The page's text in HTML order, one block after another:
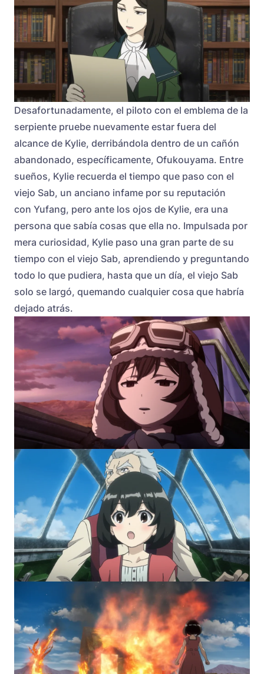
Desafortunadamente, el piloto con el emblema de la
serpiente pruebe nuevamente estar fuera del
alcance de Kylie, derribándola dentro de un cañón
abandonado, específicamente, Ofukouyama. Entre
sueños, Kylie recuerda el tiempo que paso con el
viejo Sab, un anciano infame por su reputación
con Yufang, pero ante los ojos de Kylie, era una
persona que sabía cosas que ella no. Impulsada por
mera curiosidad, Kylie paso una gran parte de su
tiempo con el viejo Sab, aprendiendo y preguntando
todo lo que pudiera, hasta que un día, el viejo Sab
solo se largó, quemando cualquier cosa que habría
dejado atrás.